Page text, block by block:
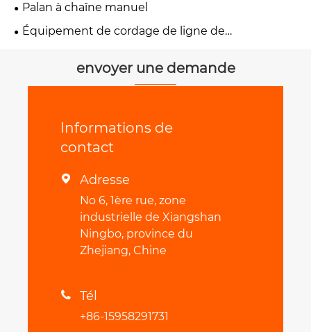
Palan à chaîne manuel
Équipement de cordage de ligne de
envoyer une demande
Informations de
contact
 Adresse
No 6, 1ère rue, zone
industrielle de Xiangshan
Ningbo, province du
Zhejiang, Chine
 Tél
+86-15958291731